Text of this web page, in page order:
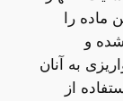
ماده را
شده و
به آنان
از